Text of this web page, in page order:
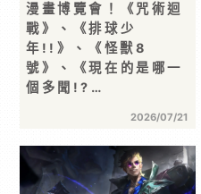
漫畫博覽會！《咒術迴
戰》、《排球少
年!!》、《怪獸8
號》、《現在的是哪一
個多聞!?…
2026/07/21